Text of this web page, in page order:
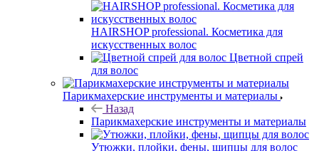
HAIRSHOP professional. Косметика для
искусственных волос
Цветной спрей
для волос
Парикмахерские инструменты и материалы
Назад
Парикмахерские инструменты и материалы
Утюжки, плойки, фены, щипцы для волос